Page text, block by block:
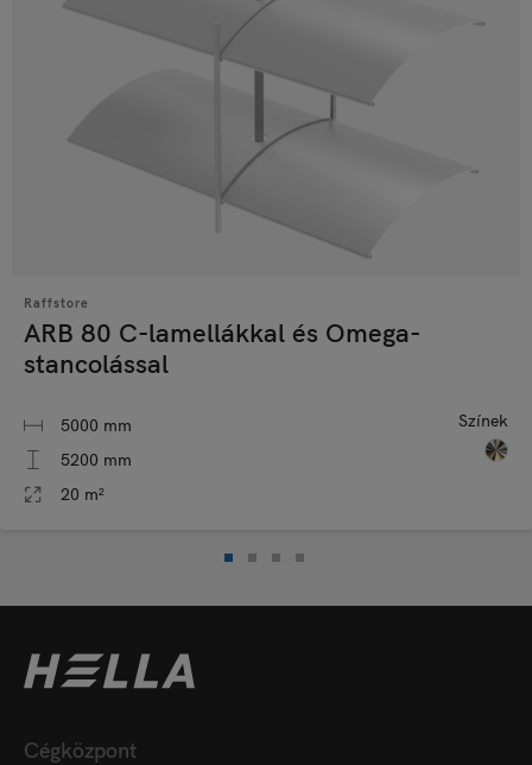
Raffstore
ARB 80 C-lamellákkal és Omega-
stancolással
5000 mm
5200 mm
20 m²
Színek
Cégközpont